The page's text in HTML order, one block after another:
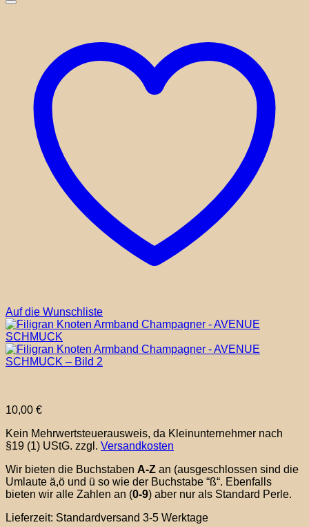
Auf die Wunschliste
10,00 €
Kein Mehrwertsteuerausweis, da Kleinunternehmer nach
§19 (1) UStG. zzgl. Versandkosten
Wir bieten die Buchstaben A-Z an (ausgeschlossen sind die
Umlaute ä,ö und ü so wie der Buchstabe “ß“. Ebenfalls
bieten wir alle Zahlen an (0-9) aber nur als Standard Perle.
Lieferzeit: Standardversand 3-5 Werktage